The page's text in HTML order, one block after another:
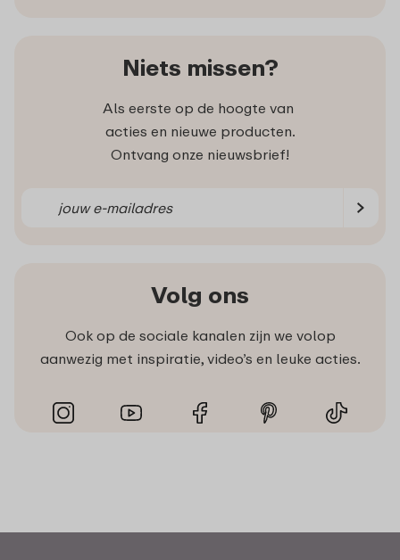
Niets missen?
Als eerste op de hoogte van
acties en nieuwe producten.
Ontvang onze nieuwsbrief!
Volg ons
Ook op de sociale kanalen zijn we volop
aanwezig met inspiratie, video’s en leuke acties.